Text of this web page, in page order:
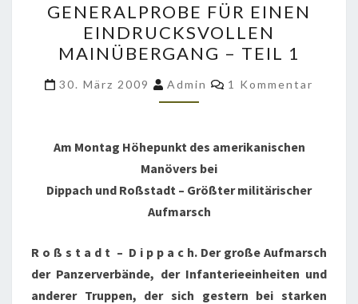
FÜR
EINEN
EINDRUCKSVOLLEN
MAINÜBERGANG
–
1
GENERALPROBE FÜR EINEN
EINDRUCKSVOLLEN
MAINÜBERGANG – TEIL 1
30. März 2009 Admin Kommentare
1 Kommentar
Am Montag Höhepunkt des amerikanischen
Manövers bei
Dippach und Roßstadt – Größter militärischer
Aufmarsch
R o ß s t a d t – D i p p a c h. Der große Aufmarsch
der Panzerverbände, der Infanterieeinheiten und
anderer Truppen, der sich gestern bei starken